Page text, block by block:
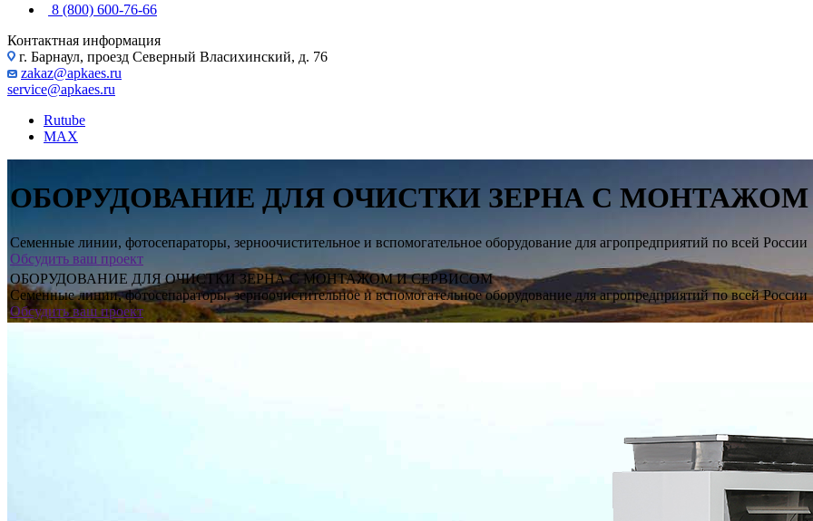
8 (800) 600-76-66
Контактная информация
г. Барнаул, проезд Северный Власихинский, д. 76
zakaz@apkaes.ru
service@apkaes.ru
Rutube
MAX
ОБОРУДОВАНИЕ ДЛЯ ОЧИСТКИ ЗЕРНА С
Семенные линии, фотосепараторы, зерноочистительное и вспомогательное оборудование для агропредприятий по всей России
Обсудить ваш проект
ОБОРУДОВАНИЕ ДЛЯ ОЧИСТКИ ЗЕРНА С МОНТАЖОМ И СЕРВИСОМ
Семенные линии, фотосепараторы, зерноочистительное и вспомогательное оборудование для агропредприятий по всей России
Обсудить ваш проект